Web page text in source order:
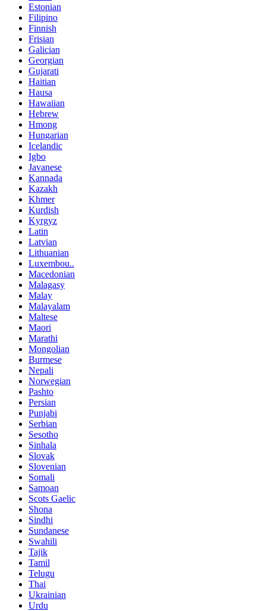
Estonian
Filipino
Finnish
Frisian
Galician
Georgian
Gujarati
Haitian
Hausa
Hawaiian
Hebrew
Hmong
Hungarian
Icelandic
Igbo
Javanese
Kannada
Kazakh
Khmer
Kurdish
Kyrgyz
Latin
Latvian
Lithuanian
Luxembou..
Macedonian
Malagasy
Malay
Malayalam
Maltese
Maori
Marathi
Mongolian
Burmese
Nepali
Norwegian
Pashto
Persian
Punjabi
Serbian
Sesotho
Sinhala
Slovak
Slovenian
Somali
Samoan
Scots Gaelic
Shona
Sindhi
Sundanese
Swahili
Tajik
Tamil
Telugu
Thai
Ukrainian
Urdu